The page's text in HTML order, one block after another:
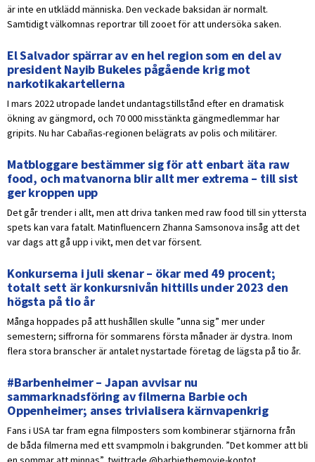
är inte en utklädd människa. Den veckade baksidan är normalt.
Samtidigt välkomnas reportrar till zooet för att undersöka saken.
El Salvador spärrar av en hel region som en del av
president Nayib Bukeles pågående krig mot
narkotikakartellerna
I mars 2022 utropade landet undantagstillstånd efter en dramatisk
ökning av gängmord, och 70 000 misstänkta gängmedlemmar har
gripits. Nu har Cabañas-regionen belägrats av polis och militärer.
Matbloggare bestämmer sig för att enbart äta raw
food, och matvanorna blir allt mer extrema – till sist
ger kroppen upp
Det går trender i allt, men att driva tanken med raw food till sin yttersta
spets kan vara fatalt. Matinfluencern Zhanna Samsonova insåg att det
var dags att gå upp i vikt, men det var försent.
Konkurserna i juli skenar – ökar med 49 procent;
totalt sett är konkursnivån hittills under 2023 den
högsta på tio år
Många hoppades på att hushållen skulle ”unna sig” mer under
semestern; siffrorna för sommarens första månader är dystra. Inom
flera stora branscher är antalet nystartade företag de lägsta på tio år.
#Barbenheimer – Japan avvisar nu
sammarknadsföring av filmerna Barbie och
Oppenheimer; anses trivialisera kärnvapenkrig
Fans i USA tar fram egna filmposters som kombinerar stjärnorna från
de båda filmerna med ett svampmoln i bakgrunden. ”Det kommer att bli